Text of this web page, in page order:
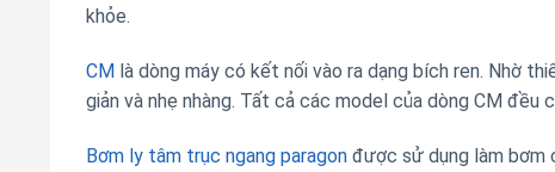
khỏe.
CM là dòng máy có kết nối vào ra dạng bích ren. Nhờ
giản và nhẹ nhàng. Tất cả các model của dòng CM đều
Bơm ly tâm trục ngang paragon được sử dụng làm bơm